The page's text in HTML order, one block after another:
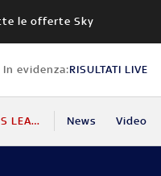
le offerte Sky
In evidenza:RISULTATI LIVE
CHAMPIONS LEAGUE News Video